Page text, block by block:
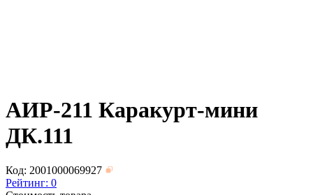
АИР-211 Каракурт-мини
ДК.111
Код: 2001000069927
Рейтинг: 0